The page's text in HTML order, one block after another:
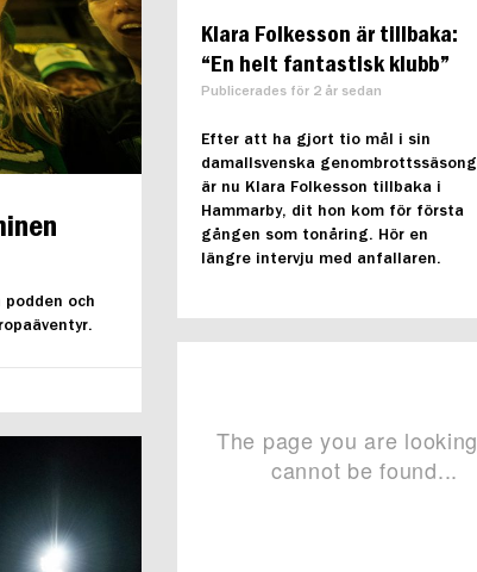
och
Klara Folkesson är tillbaka:
“En helt fantastisk klubb”
Publicerades för 2 år sedan
Efter att ha gjort tio mål i sin
damallsvenska genombrottssäsong
är nu Klara Folkesson tillbaka i
Hammarby, dit hon kom för första
gången som tonåring. Hör en
längre intervju med anfallaren.